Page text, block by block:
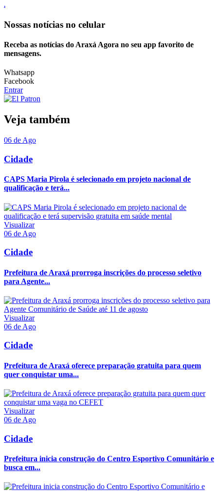
.
Nossas notícias no celular
Receba as notícias do Araxá Agora no seu app favorito de
mensagens.
Whatsapp
Facebook
Entrar
Veja também
06 de Ago
Cidade
CAPS Maria Pirola é selecionado em projeto nacional de
qualificação e terá...
Visualizar
06 de Ago
Cidade
Prefeitura de Araxá prorroga inscrições do processo seletivo
para Agente...
Visualizar
06 de Ago
Cidade
Prefeitura de Araxá oferece preparação gratuita para quem
quer conquistar uma...
Visualizar
06 de Ago
Cidade
Prefeitura inicia construção do Centro Esportivo Comunitário e
busca em...